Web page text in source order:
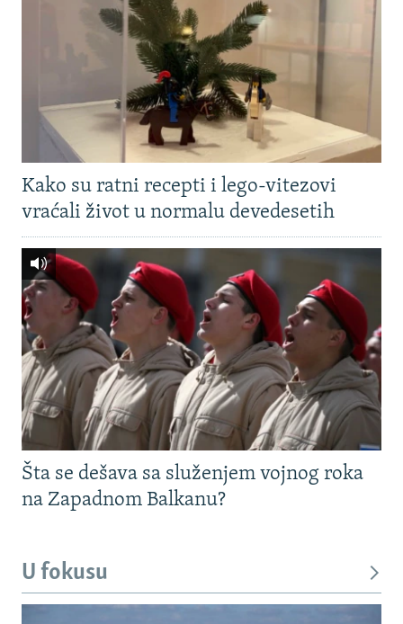
Kako su ratni recepti i lego-vitezovi
vraćali život u normalu devedesetih
Šta se dešava sa služenjem vojnog roka
na Zapadnom Balkanu?
U fokusu